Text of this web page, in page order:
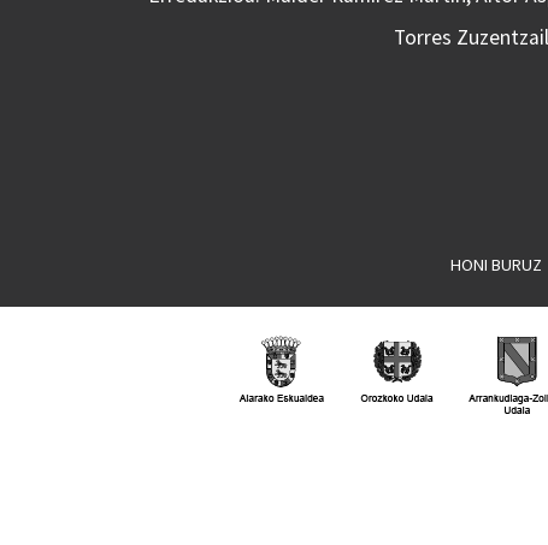
Torres
HONI BURUZ